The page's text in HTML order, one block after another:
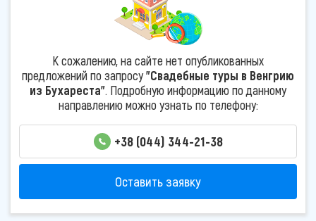
К сожалению, на сайте нет опубликованных
предложений по запросу"Свадебные туры в Венгрию
из Бухареста". Подробную информацию по данному
направлению можно узнать по телефону:
+38 (044) 344-21-38
Оставить заявку